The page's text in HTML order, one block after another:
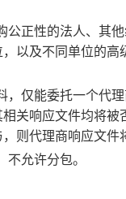
公正性的法人、其
以及不同单位的
，仅能委托一个代
关响应文件均将
则代理商响应文件
允许分包。